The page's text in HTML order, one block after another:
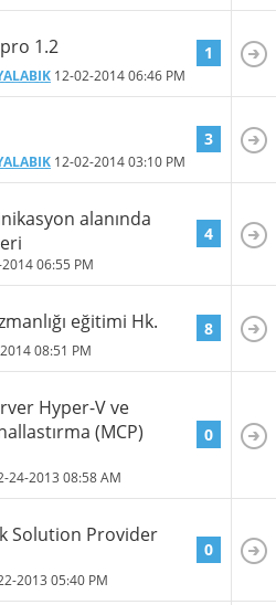
1.2
12-02-201406:46 PM
1
12-02-201403:10 PM
3
alanında
06:55 PM
4
eğitimi Hk.
08:51 PM
8
Hyper-V ve
(MCP)
24-2013 08:58 AM
0
Solution Provider
2013 05:40 PM
0